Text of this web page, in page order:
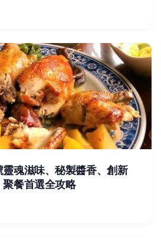
魂滋味、秘製醬香、創新
聚餐首選全攻略